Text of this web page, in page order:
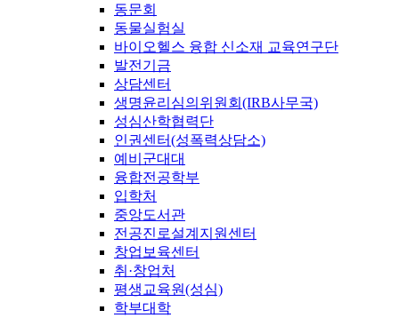
동문회
동물실험실
바이오헬스 융합 신소재 교육연구단
발전기금
상담센터
생명윤리심의위원회(IRB사무국)
성심산학협력단
인권센터(성폭력상담소)
예비군대대
융합전공학부
입학처
중앙도서관
전공진로설계지원센터
창업보육센터
취·창업처
평생교육원(성심)
학부대학